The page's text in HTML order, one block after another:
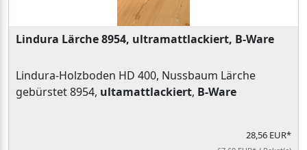
Lindura Lärche 8954, ultramattlackiert, B-Ware
Lindura-Holzboden HD 400, Nussbaum Lärche
gebürstet 8954, ultamattlackiert, B-Ware
28,56 EUR*